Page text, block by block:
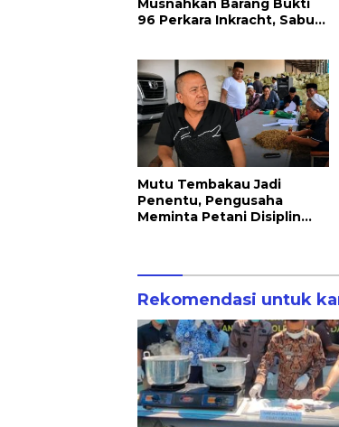
Musnahkan Barang Bukti
96 Perkara Inkracht, Sabu
Mutu Tembakau Jadi
Penentu, Pengusaha
Meminta Petani Disiplin
Rekomendasi untuk